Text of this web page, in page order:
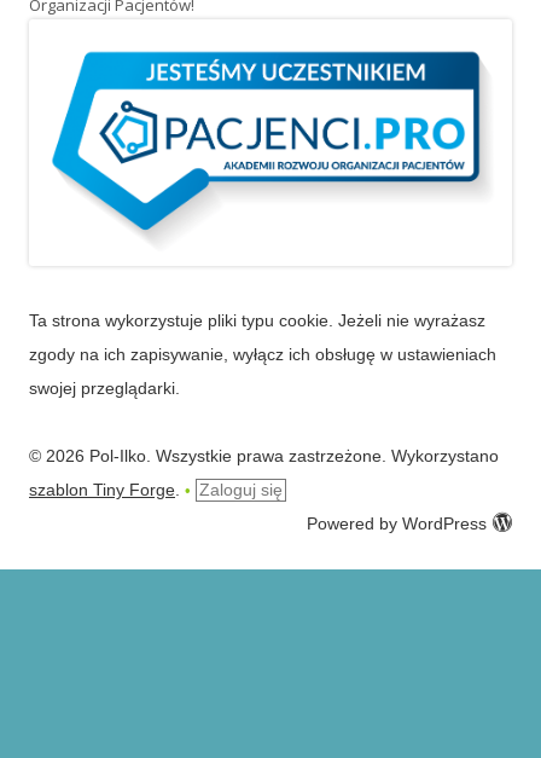
Organizacji Pacjentów!
Ta strona wykorzystuje pliki typu cookie. Jeżeli nie wyrażasz
zgody na ich zapisywanie, wyłącz ich obsługę w ustawieniach
swojej przeglądarki.
© 2026 Pol-Ilko. Wszystkie prawa zastrzeżone. Wykorzystano
szablon Tiny Forge • Zaloguj się
Powered by WordPress